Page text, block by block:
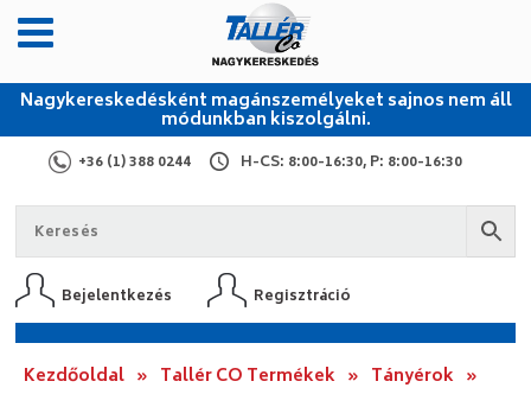
Nagykereskedésként magánszemélyeket sajnos nem áll
módunkban kiszolgálni.
+36 (1) 388 0244 H-CS: 8:00-16:30, P: 8:00-16:30
Bejelentkezés Regisztráció
Kezdőoldal » Tallér CO Termékek » Tányérok »